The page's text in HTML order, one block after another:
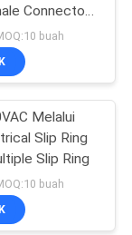
28
Connector
Slip
buah
Melalui
Slip Ring
Slip Ring
buah